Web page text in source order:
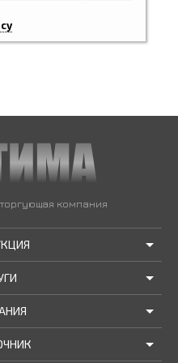
компания
В НАЛИЧИИ